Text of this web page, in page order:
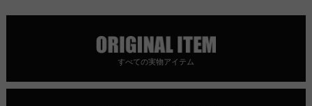
すべての実物アイテム